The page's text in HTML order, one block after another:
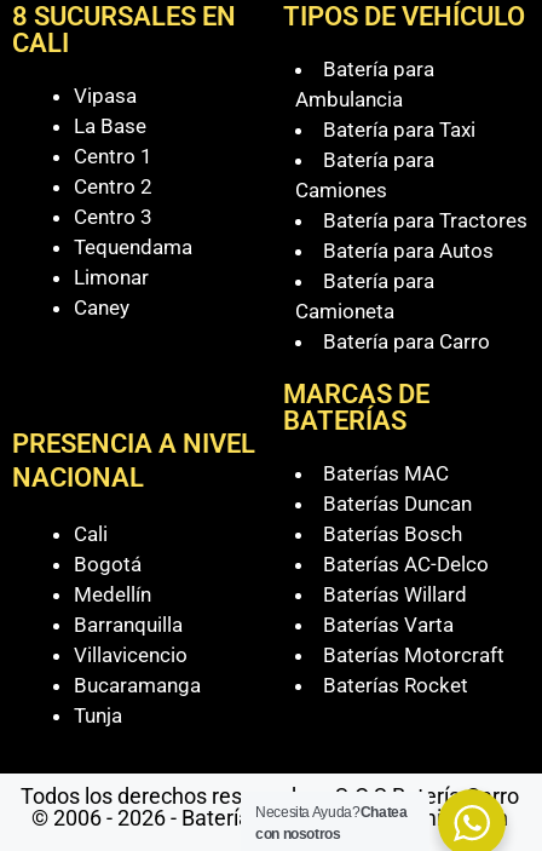
8 SUCURSALES EN
CALI
Vipasa
La Base
Centro 1
Centro 2
Centro 3
Tequendama
Limonar
Caney
PRESENCIA A NIVEL
NACIONAL
Cali
Bogotá
Medellín
Barranquilla
Villavicencio
Bucaramanga
Tunja
TIPOS DE VEHÍCULO
Batería para
Ambulancia
Batería para Taxi
Batería para
Camiones
Batería para Tractores
Batería para Autos
Batería para
Camioneta
Batería para Carro
MARCAS DE
BATERÍAS
Baterías MAC
Baterías Duncan
Baterías Bosch
Baterías AC-Delco
Baterías Willard
Baterías Varta
Baterías Motorcraft
Baterías Rocket
Todos los derechos reservados - S.O.S Batería Carro
© 2006 - 2026 - Baterías Para Carro a Domicilio en
Cali
Necesita Ayuda?Chatea
con nosotros